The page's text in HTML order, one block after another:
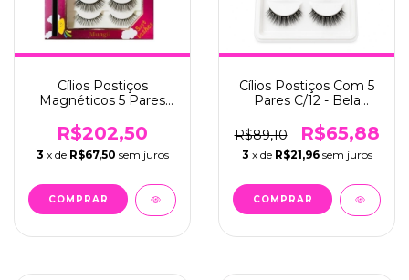
Cílios Postiços
Magnéticos 5 Pares
(ML251)
R$202,50
3 x de R$67,50 sem juros
Cílios Postiços Com 5
Pares C/12 - Bela
R$89,10
R$65,88
3 x de R$21,96 sem juros